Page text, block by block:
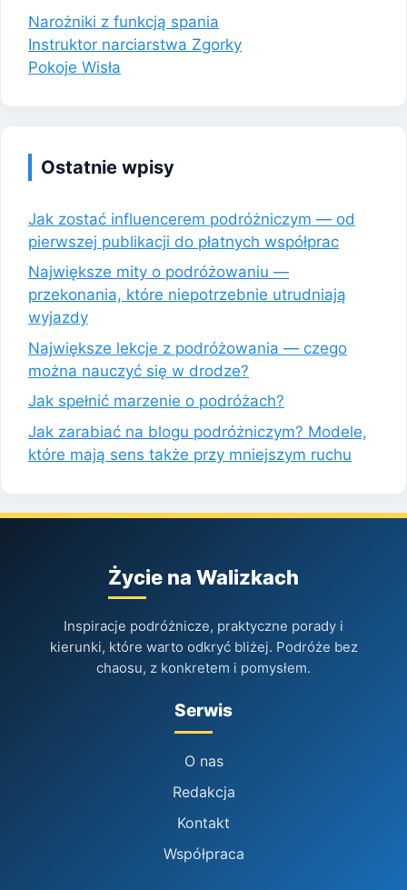
Narożniki z funkcją spania
Instruktor narciarstwa Zgorky
Pokoje Wisła
Ostatnie wpisy
Jak zostać influencerem podróżniczym — od
pierwszej publikacji do płatnych współprac
Największe mity o podróżowaniu —
przekonania, które niepotrzebnie utrudniają
wyjazdy
Największe lekcje z podróżowania — czego
można nauczyć się w drodze?
Jak spełnić marzenie o podróżach?
Jak zarabiać na blogu podróżniczym? Modele,
które mają sens także przy mniejszym ruchu
Życie na Walizkach
Inspiracje podróżnicze, praktyczne porady i
kierunki, które warto odkryć bliżej. Podróże bez
chaosu, z konkretem i pomysłem.
Serwis
O nas
Redakcja
Kontakt
Współpraca